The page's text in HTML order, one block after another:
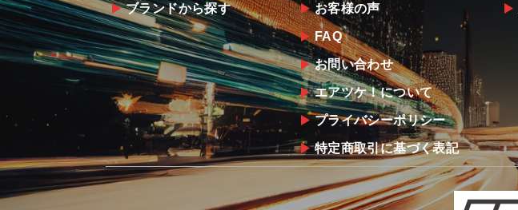
ブランドから探す お客様の声
FAQ
お問い合わせ
エアツケ！について
プライバシーポリシー
特定商取引に基づく表記